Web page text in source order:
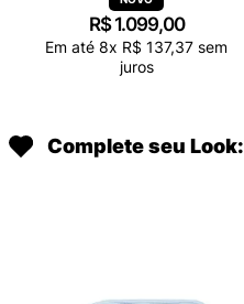
R$ 1.099,00
Em até 8x R$ 137,37 sem
juros
Complete seu Look: